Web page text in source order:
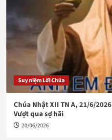
Suy niệm Lời Chúa
Chúa Nhật XII TN A, 21/6/2026
Vượt qua sợ hãi
20/06/2026